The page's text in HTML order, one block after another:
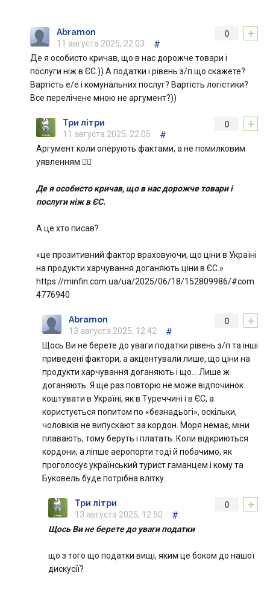
+
0
Abramon
11 августа 2025, 22:03
#
Де я особисто кричав, що в нас дорожче товари і
послуги ніж в ЄС.)) А податки і рівень з/п що скажете?
Вартість е/е і комунальних послуг? Вартість логістики?
Все перелічене мною не аргумент?))
+
0
Три літри
11 августа 2025, 22:05
#
Аргумент коли оперують фактами, а не помилковим
уявленням 🤷‍♂️
Де я особисто кричав, що в нас дорожче товари і
послуги ніж в ЄС.
А це хто писав?
«це прозитивний фактор враховуючи, що ціни в Україні
на продукти харчування доганяють ціни в ЄС.»
https://minfin.com.ua/ua/2025/06/18/152809986/#com
4776940
+
0
Abramon
13 августа 2025, 12:42
#
Щось Ви не берете до уваги податки рівень з/п та інші
приведені фактори, а акцентували лише, що ціни на
продукти харчування доганяють і що… Лише ж
доганяють. Я ще раз повторю не може відпочинок
коштувати в Україні, як в Туреччині і в ЄС, а
користується попитом по «безнадьогі», оскільки,
чоловіків не випускают за кордон. Моря немає, міни
плавають, тому беруть і платать. Коли відкриються
кордони, а ліпше аеропорти тоді й побачимо, як
проголосує український турист гаманцем і кому та
Буковель буде потрібна влітку.
+
0
Три літри
13 августа 2025, 12:50
#
Щось Ви не берете до уваги податки
що з того що податки вищі, яким це боком до нашої
дискусії?